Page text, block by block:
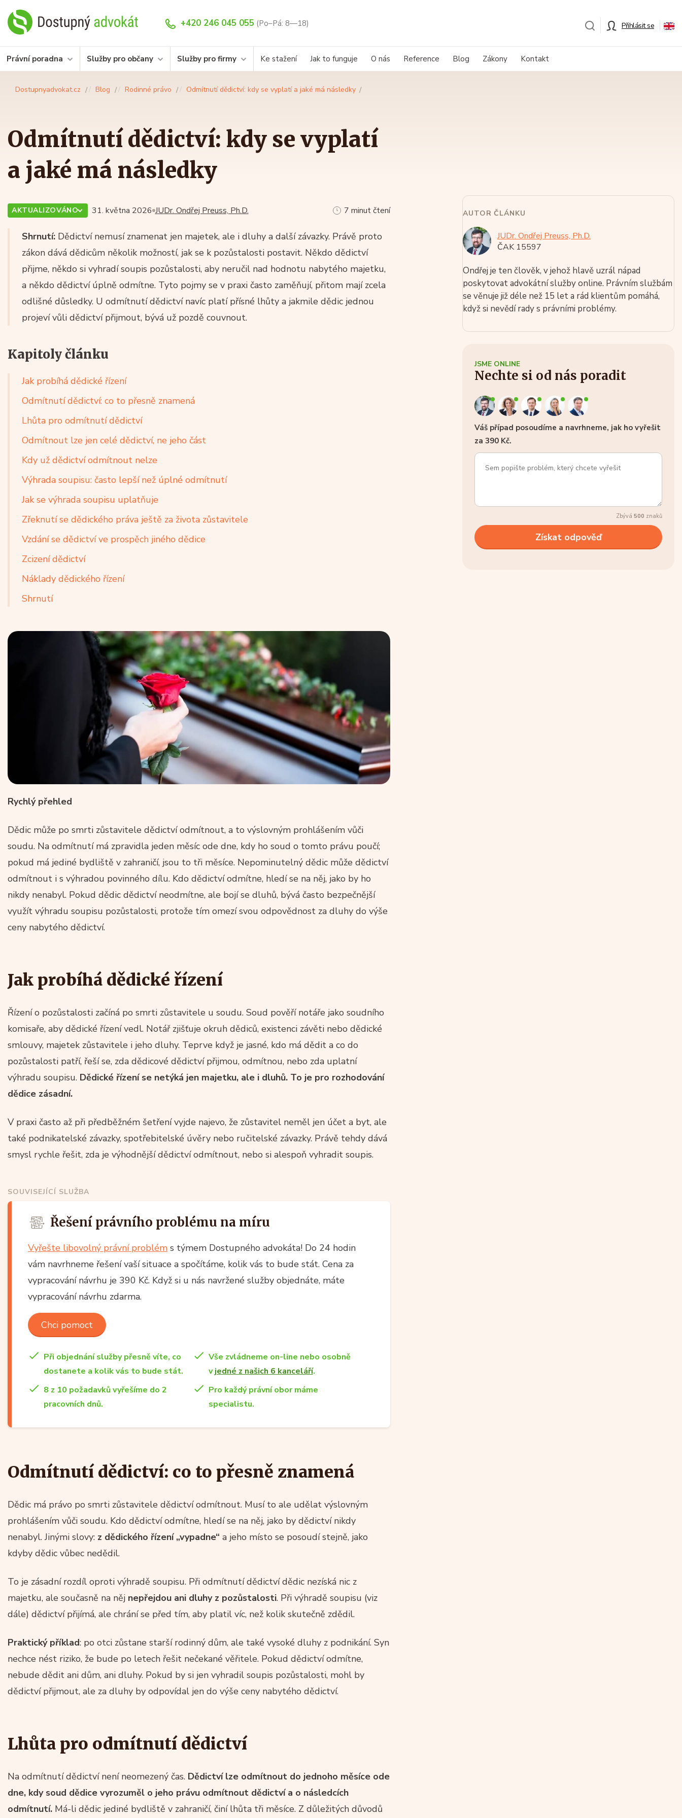
+420 246 045 055 (Po–Pá: 8—18) Přihlásit se
Právní poradna Služby pro občany Služby pro firmy Ke stažení Jak to funguje O nás Reference Blog Zákony Kontakt
Dostupnyadvokat.cz Blog Rodinné právo Odmítnutí dědictví: kdy se vyplatí a jaké má následky
Odmítnutí dědictví: kdy se vyplatí
a jaké má následky
JUDr. Ondřej Preuss, Ph.D.
AKTUALIZOVÁNO 31. května 2026 7 minut čtení
Shrnutí: Dědictví nemusí znamenat jen majetek, ale i dluhy a další závazky. Právě proto
zákon dává dědicům několik možností, jak se k pozůstalosti postavit. Někdo dědictví
přijme, někdo si vyhradí soupis pozůstalosti, aby neručil nad hodnotu nabytého majetku,
a někdo dědictví úplně odmítne. Tyto pojmy se v praxi často zaměňují, přitom mají zcela
odlišné důsledky. U odmítnutí dědictví navíc platí přísné lhůty a jakmile dědic jednou
projeví vůli dědictví přijmout, bývá už pozdě couvnout.
Kapitoly článku
Jak probíhá dědické řízení
Odmítnutí dědictví: co to přesně znamená
Lhůta pro odmítnutí dědictví
Odmítnout lze jen celé dědictví, ne jeho část
Kdy už dědictví odmítnout nelze
Výhrada soupisu: často lepší než úplné odmítnutí
Jak se výhrada soupisu uplatňuje
Zřeknutí se dědického práva ještě za života zůstavitele
Vzdání se dědictví ve prospěch jiného dědice
Zcizení dědictví
Náklady dědického řízení
Shrnutí
Rychlý přehled
Dědic může po smrti zůstavitele dědictví odmítnout, a to výslovným prohlášením vůči
soudu. Na odmítnutí má zpravidla jeden měsíc ode dne, kdy ho soud o tomto právu poučí;
pokud má jediné bydliště v zahraničí, jsou to tři měsíce. Nepominutelný dědic může dědictví
odmítnout i s výhradou povinného dílu. Kdo dědictví odmítne, hledí se na něj, jako by ho
nikdy nenabyl. Pokud dědic dědictví neodmítne, ale bojí se dluhů, bývá často bezpečnější
využít výhradu soupisu pozůstalosti, protože tím omezí svou odpovědnost za dluhy do výše
ceny nabytého dědictví.
Jak probíhá dědické řízení
Řízení o pozůstalosti začíná po smrti zůstavitele u soudu. Soud pověří notáře jako soudního
komisaře, aby dědické řízení vedl. Notář zjišťuje okruh dědiců, existenci závěti nebo dědické
smlouvy, majetek zůstavitele i jeho dluhy. Teprve když je jasné, kdo má dědit a co do
pozůstalosti patří, řeší se, zda dědicové dědictví přijmou, odmítnou, nebo zda uplatní
výhradu soupisu. Dědické řízení se netýká jen majetku, ale i dluhů. To je pro rozhodování
dědice zásadní.
V praxi často až při předběžném šetření vyjde najevo, že zůstavitel neměl jen účet a byt, ale
také podnikatelské závazky, spotřebitelské úvěry nebo ručitelské závazky. Právě tehdy dává
smysl rychle řešit, zda je výhodnější dědictví odmítnout, nebo si alespoň vyhradit soupis.
SOUVISEJÍCÍ SLUŽBA
Řešení právního problému na míru
Vyřešte libovolný právní problém s týmem Dostupného advokáta! Do 24 hodin
vám navrhneme řešení vaší situace a spočítáme, kolik vás to bude stát. Cena za
vypracování návrhu je 390 Kč. Když si u nás navržené služby objednáte, máte
vypracování návrhu zdarma.
Chci pomoct
Při objednání služby přesně víte, co
dostanete a kolik vás to bude stát.
Vše zvládneme on-line nebo osobně
vjedné z našich 6 kanceláří.
8 z 10 požadavků vyřešíme do 2
pracovních dnů.
Pro každý právní obor máme
specialistu.
Odmítnutí dědictví: co to přesně znamená
Dědic má právo po smrti zůstavitele dědictví odmítnout. Musí to ale udělat výslovným
prohlášením vůči soudu. Kdo dědictví odmítne, hledí se na něj, jako by dědictví nikdy
nenabyl. Jinými slovy: z dědického řízení „vypadne“ a jeho místo se posoudí stejně, jako
kdyby dědic vůbec nedědil.
To je zásadní rozdíl oproti výhradě soupisu. Při odmítnutí dědictví dědic nezíská nic z
majetku, ale současně na něj nepřejdou ani dluhy z pozůstalosti. Při výhradě soupisu (viz
dále) dědictví přijímá, ale chrání se před tím, aby platil víc, než kolik skutečně zdědil.
Praktický příklad: po otci zůstane starší rodinný dům, ale také vysoké dluhy z podnikání. Syn
nechce nést riziko, že bude po letech řešit nečekané věřitele. Pokud dědictví odmítne,
nebude dědit ani dům, ani dluhy. Pokud by si jen vyhradil soupis pozůstalosti, mohl by
dědictví přijmout, ale za dluhy by odpovídal jen do výše ceny nabytého dědictví.
Lhůta pro odmítnutí dědictví
Na odmítnutí dědictví není neomezený čas. Dědictví lze odmítnout do jednoho měsíce ode
dne, kdy soud dědice vyrozuměl o jeho právu odmítnout dědictví a o následcích
odmítnutí. Má-li dědic jediné bydliště v zahraničí, činí lhůta tři měsíce. Z důležitých důvodů
AUTOR ČLÁNKU
JUDr. Ondřej Preuss, Ph.D.
ČAK 15597
Ondřej je ten člověk, v jehož hlavě uzrál nápad
poskytovat advokátní služby online. Právním službám
se věnuje již déle než 15 let a rád klientům pomáhá,
když si nevědí rady s právními problémy.
JSME ONLINE
Nechte si od nás poradit
Váš případ posoudíme a navrhneme, jak ho vyřešit
za 390 Kč.
Zbývá 500 znaků